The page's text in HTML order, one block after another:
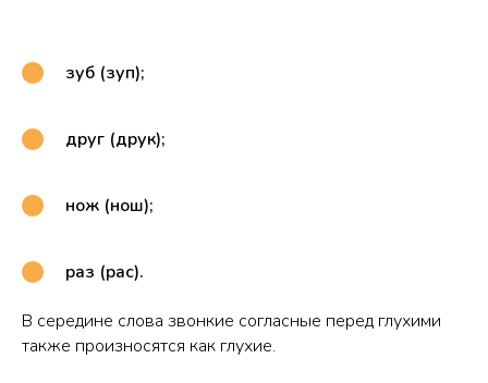
зуб (зуп);
друг (друк);
нож (нош);
раз (рас).
В середине слова звонкие согласные перед глухими
также произносятся как глухие.